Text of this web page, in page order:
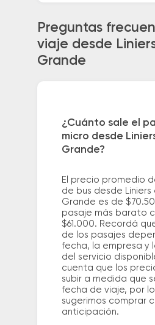
Preguntas
viaje desde
Grande
¿Cuánto sale el
micro desde
Grande?
El precio promedio
de bus desde Liniers
Grande es de
pasaje más barato
$61.000. Recordá
de los pasajes
fecha, la empresa y
del servicio
cuenta que los
subir a medida que
fecha de viaje, por
sugerimos comprar
anticipación.